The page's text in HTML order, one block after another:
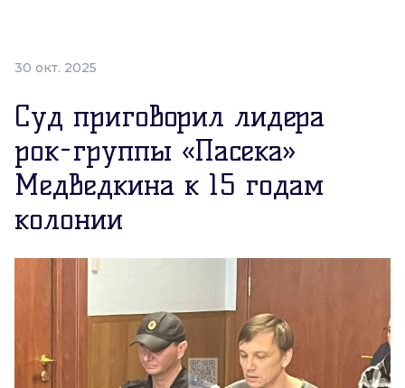
30 окт. 2025
Суд приговорил лидера
рок-группы «Пасека»
Медведкина к 15 годам
колонии